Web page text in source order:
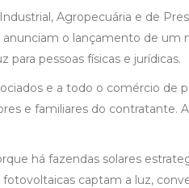
Agropecuária e de
anunciam o lançamento de
para pessoas físicas e jurídicas.
e a todo o comércio de
e familiares do contratante.
há fazendas solares
fotovoltaicas captam a luz,